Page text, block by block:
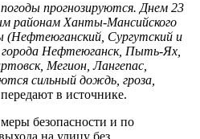
прогнозируются. Днем 23
районам Ханты-Мансийского
(Нефтеюганский, Сургутский и
Нефтеюганск, Пыть-Ях,
Мегион, Лангепас,
сильный дождь, гроза,
в источнике.
безопасности и по
на улицу без